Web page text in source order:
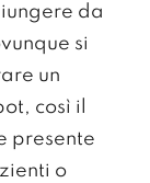
da
si
un
così il
presente
o